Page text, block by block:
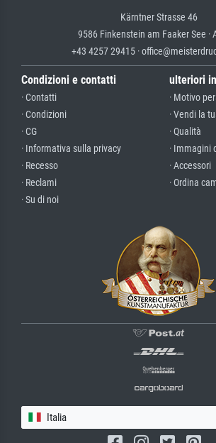
Kärntner Strasse 46
9586 Finkenstein am Faaker See ·
+43 4257 29415 ·
Condizioni e contatti
· Contatti
· Condizioni
· CG
· Informativa sulla privacy
· Recesso
· Reclami
· Su di noi
ulteriori
· Motivo
· Vendi la
· Qualità
· Immagini
· Accessori
· Ordina
Italia